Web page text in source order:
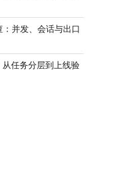
并发、会话与出口
任务分层到上线验